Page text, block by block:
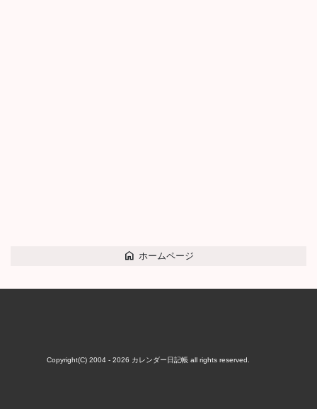
home ホームページ
Copyright(C) 2004 - 2026 カレンダー日記帳all rights reserved.